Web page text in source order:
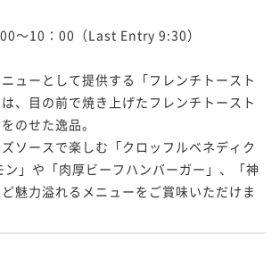
連泊以上で25％OFF！朝食付き
ポイント即利用で 最大5％OFF
¥166,900~
～10：00（Last Entry 9:30）
ューとして提供する「フレンチトースト
、目の前で焼き上げたフレンチトースト
のせた逸品。
ソースで楽しむ「クロッフルベネディク
ン」や「肉厚ビーフハンバーガー」、「神
魅力溢れるメニューをご賞味いただけま